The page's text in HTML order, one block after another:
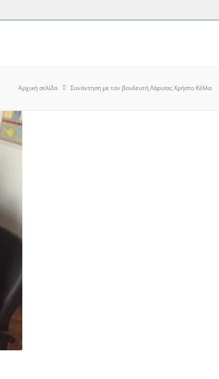
Αρχική σελίδα Συνάντηση με τον βουλευτή Λάρισας Χρήστο Κέλλα